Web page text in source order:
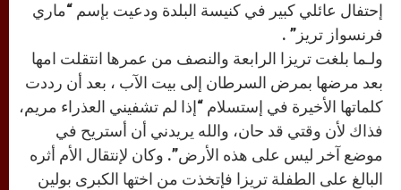
إحتفال عائلي كبير في كنيسة البلدة ودعيت بإسم “ماري
فرنسواز تريز” .
ولـما بلغت تريزا الرابعة والنصف من عمرها انتقلت امها
بعد مرضها بمرض السرطان إلى بيت الآب ، بعد أن رددت
كلماتها الأخيرة في إستسلام “إذا لم تشفيني العذراء مريم،
فذاك لأن وقتي قد حان، والله يريدني أن أستريح في
موضع آخر ليس على هذه الأرض”. وكان لإنتقال الأم أثره
البالغ على الطفلة تريزا فإتخذت من اختها الكبرى بولين